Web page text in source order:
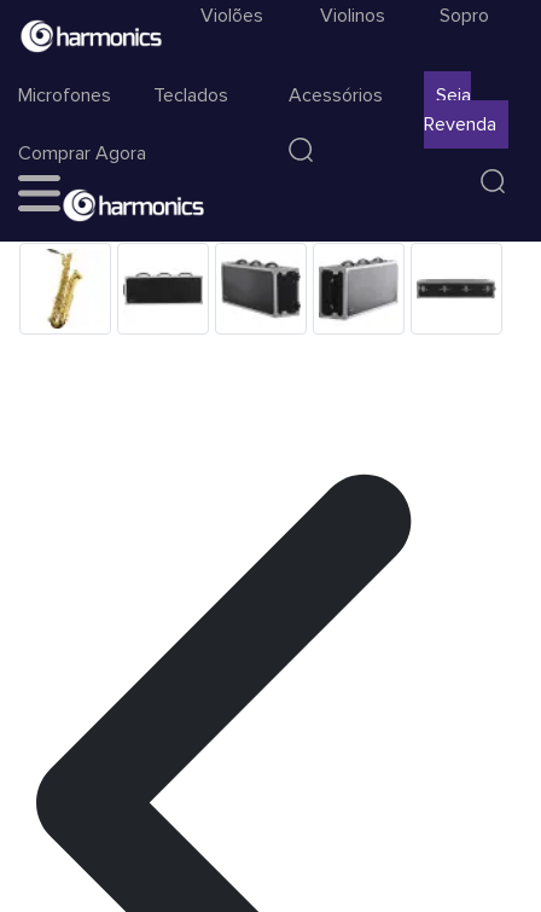
Violões Violinos Sopro
Microfones Teclados Acessórios
Seja
Revenda
Comprar Agora